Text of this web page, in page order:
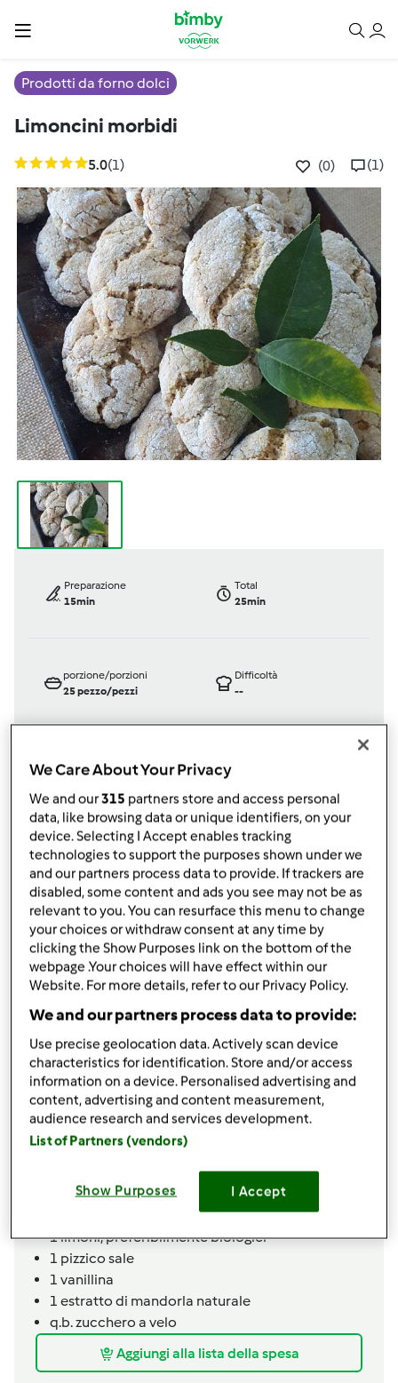
Prodotti da forno dolci
Limoncini morbidi
5.0(1) (0) (1)
Preparazione
15min
Total
25min
porzione/porzioni
25pezzo/pezzi
Difficoltà
--
Bimby ® TM 6
daFrancaluna
published: 19-11-2024
Aggiungi alle mie raccolte
condividi la ricetta
Crea variante
Ingredienti
Limoncini morbidi
200grammimandorle
90 grammi zucchero
grammibicarbonato di sodio per uso
1limoni, preferibilmente biologici
1 pizzico sale
1 vanillina
1 estratto di mandorla naturale
q.b.zucchero a velo
Aggiungi alla lista della spesa
We Care About Your Privacy
We and our315 partners store and access personal
data, like browsing data or unique identifiers, on your
device. Selecting I Accept enables tracking
technologies to support the purposes shown under we
and our partners process data to provide. If trackers are
disabled, some content and ads you see may not be as
relevant to you. You can resurface this menu to change
your choices or withdraw consent at any time by
clicking the Show Purposes link on the bottom of the
webpage .Your choices will have effect within our
Website. For more details, refer to our Privacy Policy.
We and our partners process data to provide:
Use precise geolocation data. Actively scan device
characteristics for identification. Store and/or access
information on a device. Personalised advertising and
content, advertising and content measurement,
audience research and services development.
List of Partners (vendors)
Show Purposes I Accept